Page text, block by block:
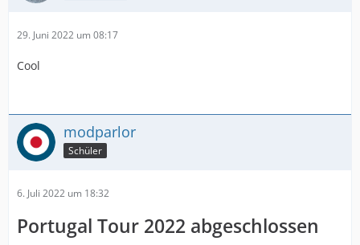
29. Juni 2022 um 08:17
Cool
modparlor
Schüler
6. Juli 2022 um 18:32
Portugal Tour 2022 abgeschlossen